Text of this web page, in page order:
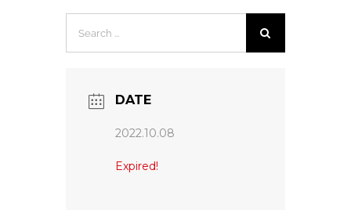
DATE
2022.10.08
Expired!